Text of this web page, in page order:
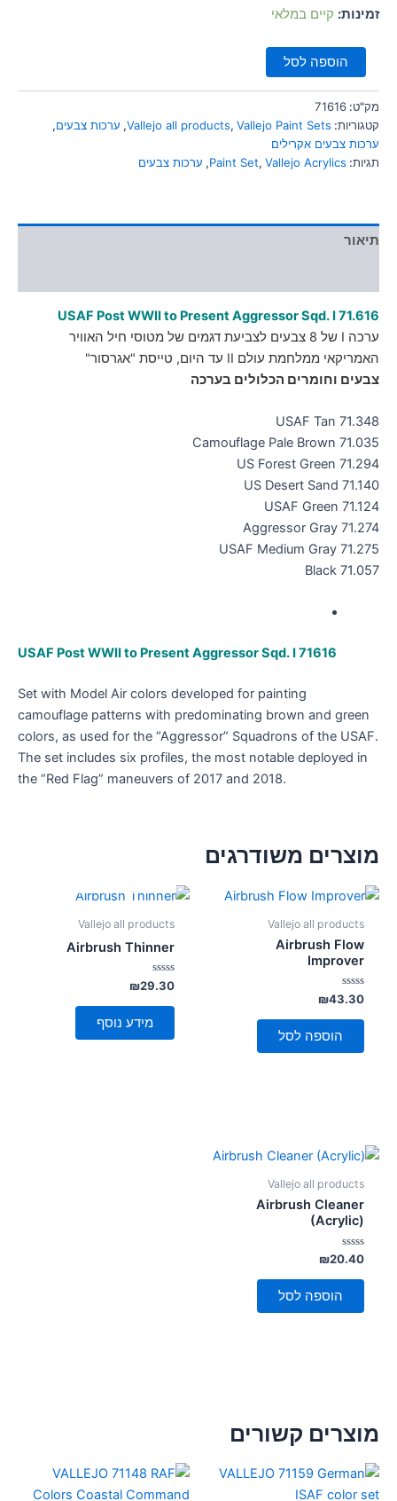
font_download סמן קישורים
כל
זמינות: קיים במלאי
הוספה לסל
מק"ט: 71616
קטגוריות:
Vallejo all products, Vallejo Paint Sets
, ערכות צבעים,
ערכות צבעים אקרילים
תגיות:
Paint Set, Vallejo Acrylics
, ערכות צבעים
תיאור
USAF Post WWII to Present Aggressor Sqd. I71.616
ערכה I של 8 צבעים לצביעת דגמים של מטוסי חיל האוויר
האמריקאי ממלחמת עולם II עד היום, טייסת "אגרסור"
צבעים וחומרים הכלולים בערכה
71.348 USAF Tan
71.035 Camouflage Pale Brown
71.294 US Forest Green
71.140 US Desert Sand
71.124 USAF Green
71.274 Aggressor Gray
71.275 USAF Medium Gray
71.057 Black
USAF Post WWII to Present Aggressor Sqd. I 71616
Set with Model Air colors developed for painting
camouflage patterns with predominating brown and green
colors, as used for the “Aggressor” Squadrons of the USAF.
The set includes six profiles, the most notable deployed in
the “Red Flag” maneuvers of 2017 and 2018.
מוצרים משודרגים
Vallejo all products
Airbrush Flow
Improver
דורג
0
מתוך
₪43.30
הוספה לסל
Vallejo all products
Airbrush Thinner
דורג
0
מתוך
₪29.30
מידע נוסף
Vallejo all products
Airbrush Cleaner
(Acrylic)
דורג
0
מתוך
₪20.40
הוספה לסל
מוצרים קשורים